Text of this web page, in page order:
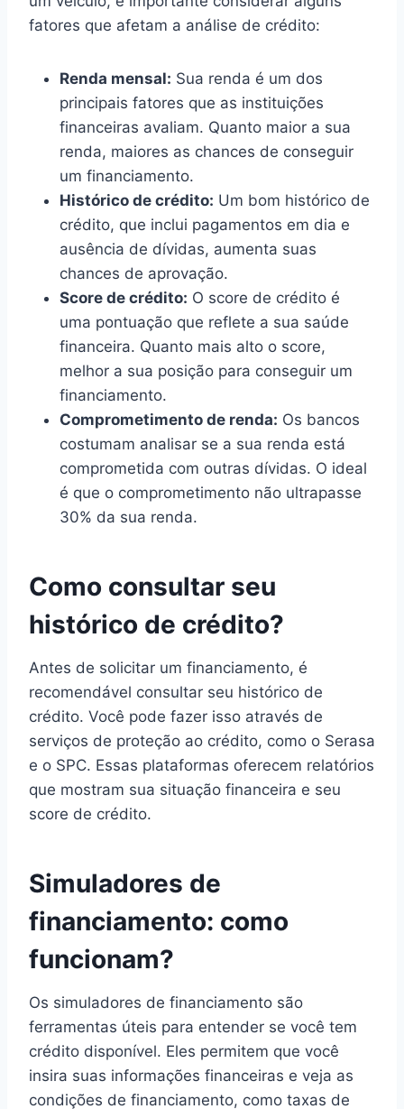
fatores que afetam a análise de crédito:
Renda mensal: Sua renda é um dos
principais fatores que as instituições
financeiras avaliam. Quanto maior a sua
renda, maiores as chances de conseguir
um financiamento.
Histórico de crédito: Um bom histórico de
crédito, que inclui pagamentos em dia e
ausência de dívidas, aumenta suas
chances de aprovação.
Score de crédito: O score de crédito é
uma pontuação que reflete a sua saúde
financeira. Quanto mais alto o score,
melhor a sua posição para conseguir um
financiamento.
Comprometimento de renda: Os bancos
costumam analisar se a sua renda está
comprometida com outras dívidas. O ideal
é que o comprometimento não ultrapasse
30% da sua renda.
Como consultar seu
histórico de crédito?
Antes de solicitar um financiamento, é
recomendável consultar seu histórico de
crédito. Você pode fazer isso através de
serviços de proteção ao crédito, como o Serasa
e o SPC. Essas plataformas oferecem relatórios
que mostram sua situação financeira e seu
score de crédito.
Simuladores de
financiamento: como
funcionam?
Os simuladores de financiamento são
ferramentas úteis para entender se você tem
crédito disponível. Eles permitem que você
insira suas informações financeiras e veja as
condições de financiamento, como taxas de